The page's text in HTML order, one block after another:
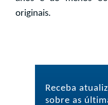
originais.
Receba
sobre as